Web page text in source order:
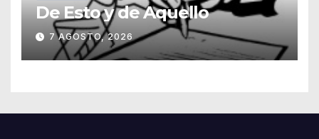
De Esto y de Aquello
7 AGOSTO, 2026